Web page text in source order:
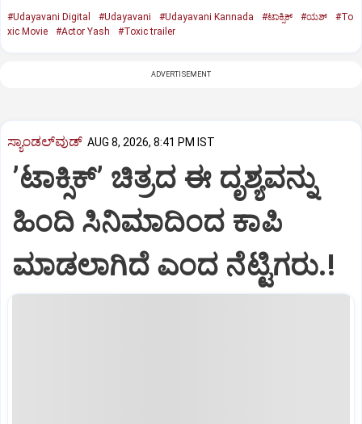
#Udayavani Digital #Udayavani #Udayavani Kannada #ಟಾಕ್ಸಿಕ್‌ #ಯಶ್‌
#To
xic Movie
#Actor Yash #Toxic trailer
ADVERTISEMENT
ಸ್ಯಾಂಡಲ್‌ವುಡ್‌ AUG 8, 2026, 8:41 PM IST
ʼಟಾಕ್ಸಿಕ್‌ʼ ಚಿತ್ರದ ಈ ದೃಶ್ಯವನ್ನು
ಹಿಂದಿ ಸಿನಿಮಾದಿಂದ ಕಾಪಿ
ಮಾಡಲಾಗಿದೆ ಎಂದ ನೆಟ್ಟಿಗರು.!